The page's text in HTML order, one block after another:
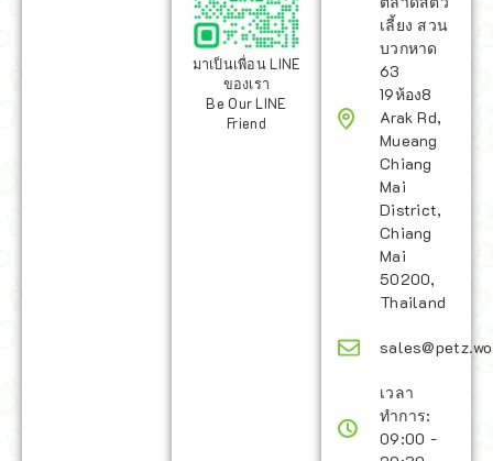
มาเป็นเพื่อน LINE
ของเรา
Be Our LINE
Friend
เลี้ยง สวน
บวกหาด
63
19ห้อง8
Arak Rd,
Mueang
Chiang
Mai
District,
Chiang
Mai
50200,
Thailand
เวลา
ทำการ:
09:00 -